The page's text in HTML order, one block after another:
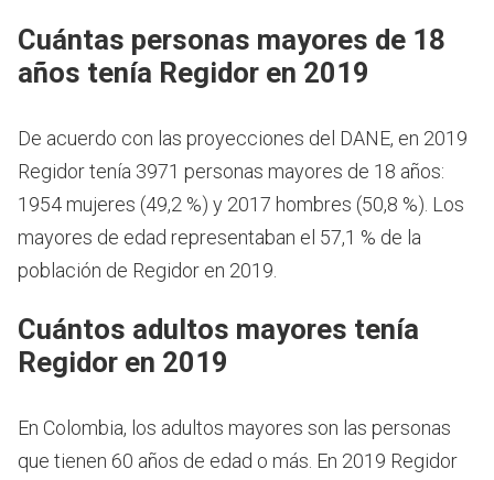
Cuántas personas mayores de 18
años tenía Regidor en 2019
De acuerdo con las proyecciones del DANE, en 2019
Regidor tenía 3971 personas mayores de 18 años:
1954 mujeres (49,2 %) y 2017 hombres (50,8 %). Los
mayores de edad representaban el 57,1 % de la
población de Regidor en 2019.
Cuántos adultos mayores tenía
Regidor en 2019
En Colombia, los adultos mayores son las personas
que tienen 60 años de edad o más. En 2019 Regidor